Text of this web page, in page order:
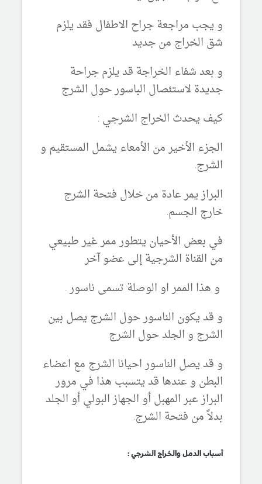
و يجب مراجعة جراح الاطفال فقد يلزم
شق الخراج من جديد
و بعد شفاء الخراجة قد يلزم جراحة
جديدة لاستئصال الباسور حول الشرج
كيف يحدث الخراج الشرجي :
الجزء الأخير من الأمعاء يشمل المستقيم و
الشرج.
البراز يمر عادة من خلال فتحة الشرج
خارج الجسم.
في بعض الأحيان يتطور ممر غير طبيعي
من القناة الشرجية إلى عضو آخر
و هذا الممر او الوصلة تسمى ناسور .
و قد يكون الناسور حول الشرج يصل بين
الشرج و الجلد حول الشرج
و قد يصل الناسور احيانا الشرج مع اعضاء
البطن و عندها قد يتسبب هذا في مرور
البراز عبر المهبل أو الجهاز البولي أو الجلد
بدلاً من فتحة الشرج.
أسباب الدمل والخراج الشرجي :